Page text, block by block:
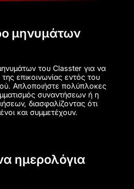
μηνυμάτων
του Classter για να
επικοινωνίας εντός του
Απλοποιήστε πολύπλοκες
συναντήσεων ή η
διασφαλίζοντας ότι
και συμμετέχουν.
ημερολόγια